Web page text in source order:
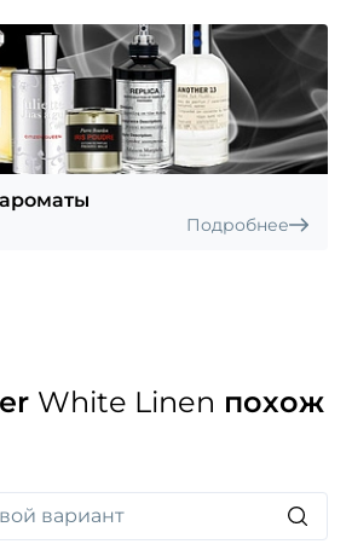
здания с белыми колоннадами —
Америки точнее всего
аромата. Цитрусовые масла
впечатление
цветочной смеси,
ландыша и сирени.
прохладной несмотря
сандалового дерева и кедра,
меда, бензойной смолы, бобов
Подробнее
White Linen похож